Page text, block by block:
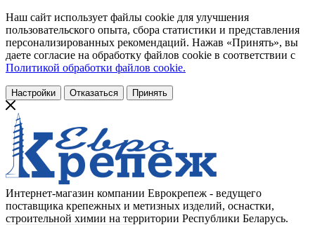
Наш сайт использует файлы cookie для улучшения
пользовательского опыта, сбора статистики и представления
персонализированных рекомендаций. Нажав «Принять», вы
даете согласие на обработку файлов cookie в соответствии с
Политикой обработки файлов cookie.
Настройки Отказаться Принять
Интернет-магазин компании Еврокрепеж - ведущего
поставщика крепежных и метизных изделий, оснастки,
строительной химии на территории Республики Беларусь.